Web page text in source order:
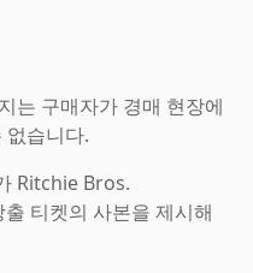
는 구매자가 경매 현장에
없습니다.
Ritchie Bros.
티켓의 사본을 제시해